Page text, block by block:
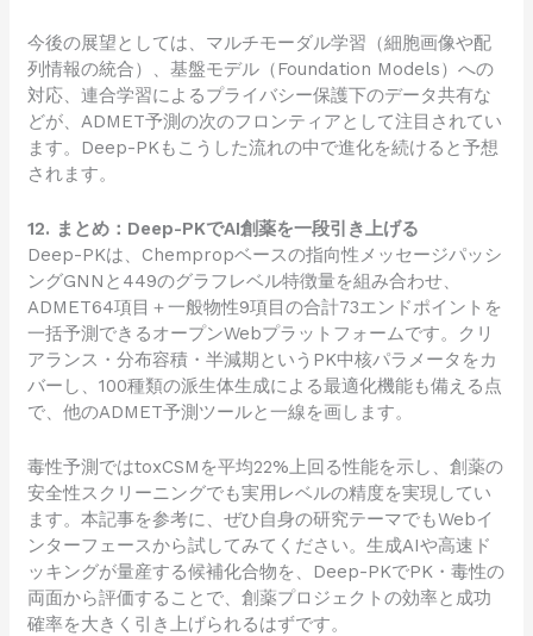
今後の展望としては、マルチモーダル学習（細胞画像や配
列情報の統合）、基盤モデル（Foundation Models）への
対応、連合学習によるプライバシー保護下のデータ共有な
どが、ADMET予測の次のフロンティアとして注目されてい
ます。Deep-PKもこうした流れの中で進化を続けると予想
されます。
12. まとめ：Deep-PKでAI創薬を一段引き上げる
Deep-PKは、Chempropベースの指向性メッセージパッシ
ングGNNと449のグラフレベル特徴量を組み合わせ、
ADMET64項目＋一般物性9項目の合計73エンドポイントを
一括予測できるオープンWebプラットフォームです。クリ
アランス・分布容積・半減期というPK中核パラメータをカ
バーし、100種類の派生体生成による最適化機能も備える点
で、他のADMET予測ツールと一線を画します。
毒性予測ではtoxCSMを平均22%上回る性能を示し、創薬の
安全性スクリーニングでも実用レベルの精度を実現してい
ます。本記事を参考に、ぜひ自身の研究テーマでもWebイ
ンターフェースから試してみてください。生成AIや高速ド
ッキングが量産する候補化合物を、Deep-PKでPK・毒性の
両面から評価することで、創薬プロジェクトの効率と成功
確率を大きく引き上げられるはずです。